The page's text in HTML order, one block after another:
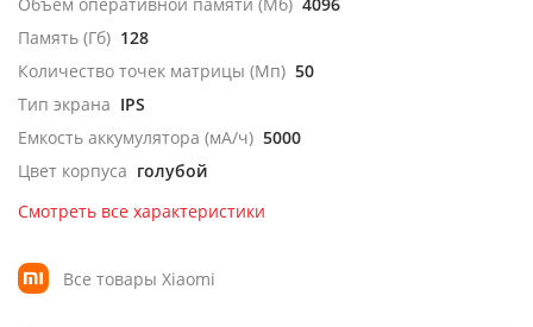
Память (Гб) 128
Количество точек матрицы (Мп) 50
Тип экрана IPS
Емкость аккумулятора (мА/ч) 5000
Цвет корпуса голубой
Смотреть все характеристики
Все товары Xiaomi